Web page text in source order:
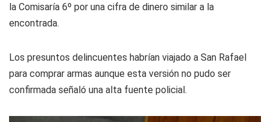
la Comisaría 6º por una cifra de dinero similar a la
encontrada.
Los presuntos delincuentes habrían viajado a San Rafael
para comprar armas aunque esta versión no pudo ser
confirmada señaló una alta fuente policial.